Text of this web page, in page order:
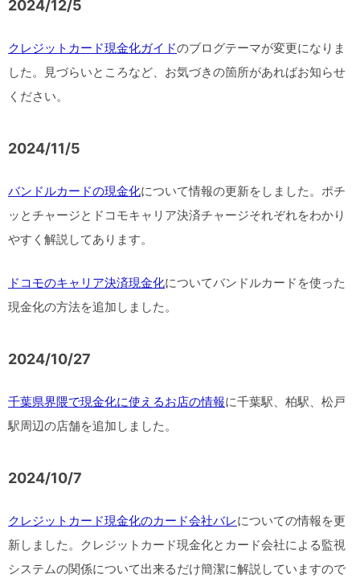
2024/12/5
クレジットカード現金化ガイドのブログテーマが変更になりま
した。見づらいところなど、お気づきの箇所があればお知らせ
ください。
2024/11/5
バンドルカードの現金化について情報の更新をしました。ポチ
ッとチャージとドコモキャリア決済チャージそれぞれをわかり
やすく解説してあります。
ドコモのキャリア決済現金化についてバンドルカードを使った
現金化の方法を追加しました。
2024/10/27
千葉県界隈で現金化に使えるお店の情報に千葉駅、柏駅、松戸
駅周辺の店舗を追加しました。
2024/10/7
クレジットカード現金化のカード会社バレについての情報を更
新しました。クレジットカード現金化とカード会社による監視
システムの関係について出来るだけ簡潔に解説していますので